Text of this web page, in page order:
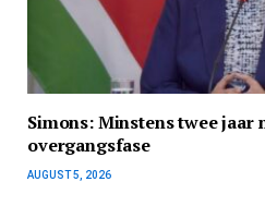
Simons: Minstens twee
overgangsfase
AUGUST 5, 2026